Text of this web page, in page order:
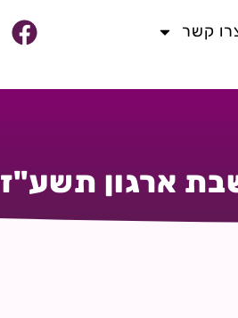
קשר
ארגון תשע"ז